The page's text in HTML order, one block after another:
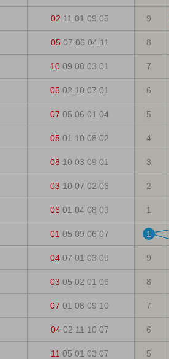
02 11 01 09 05 9
05 07 06 04 11 8
10 09 08 03 01 7
05 02 10 07 01 6
07 05 06 01 04 5
05 01 10 08 02 4
08 10 03 09 01 3
03 10 07 02 06 2
06 01 04 08 09 1
01 05 09 06 07 1
04 07 01 03 09 9
03 05 02 01 06 8
07 01 08 09 10 7
04 02 11 10 07 6
11 05 01 03 07 5